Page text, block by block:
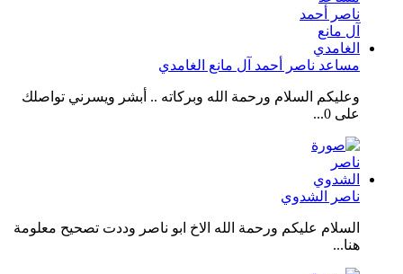
مساعد ناصر أحمد آل مانع الغامدي
وعليكم السلام ورحمة الله وبركاته .. أبشر ويسرني تواصلك
على 0...
ناصر الشدوي
السلام عليكم ورحمة الله الاخ ابو ناصر وددت تصحيح معلومة
هنا...